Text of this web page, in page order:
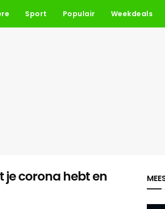
Sport Populair Weekdeals
je corona hebt en